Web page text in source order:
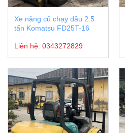
Xe nâng cũ chạy dầu 2.5
tấn Komatsu FD25T-16
Liên hệ: 0343272829